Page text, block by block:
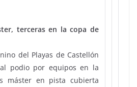
terceras en la copa de
del Playas de Castellón
podio por equipos en la
máster en pista cubierta